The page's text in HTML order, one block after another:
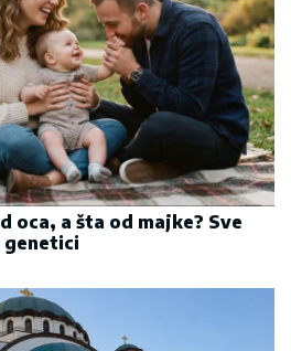
oca, a šta od majke? Sve
genetici